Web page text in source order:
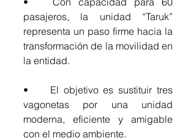
pasajeros, la unidad “Taruk”
representa un paso firme hacia la
transformación de la movilidad en
la entidad.
•	El objetivo es sustituir tres
vagonetas por una unidad
moderna, eficiente y amigable
con el medio ambiente.